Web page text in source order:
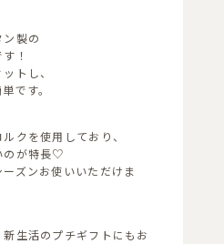
製の
！
トし、
です。
クを使用しており、
のが特長♡
ズンお使いいただけま
生活のプチギフトにもお